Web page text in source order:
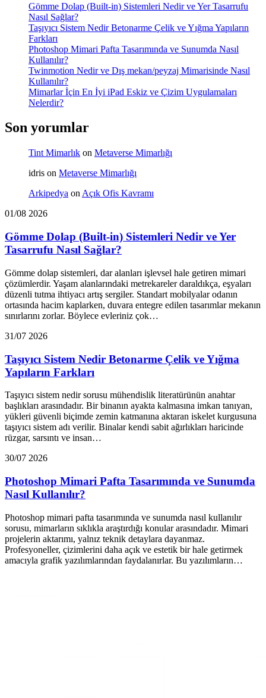
Gömme Dolap (Built-in) Sistemleri Nedir ve Yer Tasarrufu
Nasıl Sağlar?
Taşıyıcı Sistem Nedir Betonarme Çelik ve Yığma Yapıların
Farkları
Photoshop Mimari Pafta Tasarımında ve Sunumda Nasıl
Kullanılır?
Twinmotion Nedir ve Dış mekan/peyzaj Mimarisinde Nasıl
Kullanılır?
Mimarlar İçin En İyi iPad Eskiz ve Çizim Uygulamaları
Nelerdir?
Son yorumlar
Tint Mimarlık on Metaverse Mimarlığı
idris on Metaverse Mimarlığı
Arkipedya on Açık Ofis Kavramı
01/08 2026
Gömme Dolap (Built-in) Sistemleri Nedir ve Yer
Tasarrufu Nasıl Sağlar?
Gömme dolap sistemleri, dar alanları işlevsel hale getiren mimari
çözümlerdir. Yaşam alanlarındaki metrekareler daraldıkça, eşyaları
düzenli tutma ihtiyacı artış sergiler. Standart mobilyalar odanın
ortasında hacim kaplarken, duvara entegre edilen tasarımlar mekanın
sınırlarını zorlar. Böylece evleriniz çok…
31/07 2026
Taşıyıcı Sistem Nedir Betonarme Çelik ve Yığma
Yapıların Farkları
Taşıyıcı sistem nedir sorusu mühendislik literatürünün anahtar
başlıkları arasındadır. Bir binanın ayakta kalmasına imkan tanıyan,
yükleri güvenli biçimde zemin katmanına aktaran iskelet kurgusuna
taşıyıcı sistem adı verilir. Binalar kendi sabit ağırlıkları haricinde
rüzgar, sarsıntı ve insan…
30/07 2026
Photoshop Mimari Pafta Tasarımında ve Sunumda
Nasıl Kullanılır?
Photoshop mimari pafta tasarımında ve sunumda nasıl kullanılır
sorusu, mimarların sıklıkla araştırdığı konular arasındadır. Mimari
projelerin aktarımı, yalnız teknik detaylara dayanmaz.
Profesyoneller, çizimlerini daha açık ve estetik bir hale getirmek
amacıyla grafik yazılımlarından faydalanırlar. Bu yazılımların…